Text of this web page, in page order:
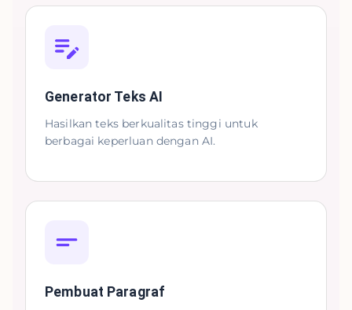
Generator Teks AI
Hasilkan teks berkualitas tinggi untuk
berbagai keperluan dengan AI.
Pembuat Paragraf